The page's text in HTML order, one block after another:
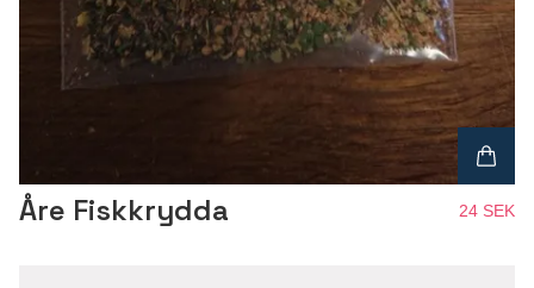
Åre Fiskkrydda 24 SEK